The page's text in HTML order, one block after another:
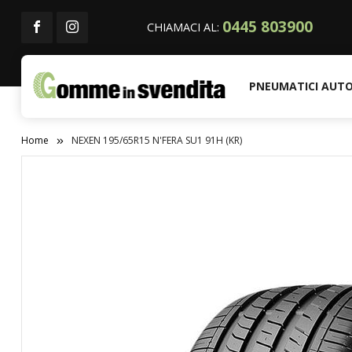
CHIAMACI AL: 0445 803900
PNEUMATICI AUTO
Home NEXEN 195/65R15 N'FERA SU1 91H (KR)